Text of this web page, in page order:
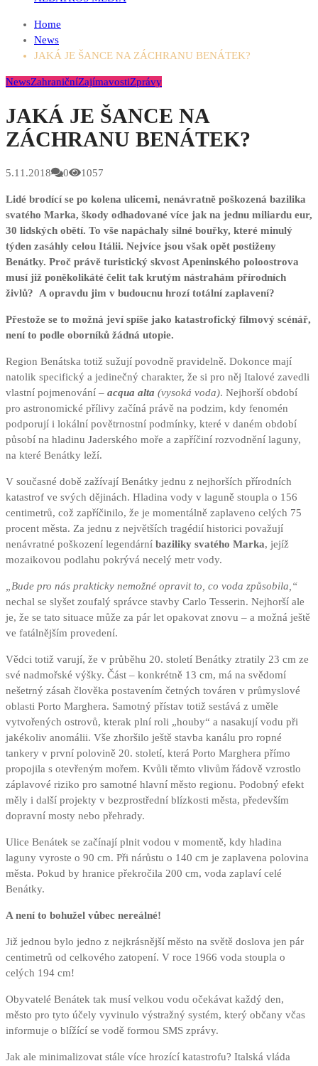
Home
News
JAKÁ JE ŠANCE NA ZÁCHRANU BENÁTEK?
NewsZahraničníZajímavostiZprávy
JAKÁ JE ŠANCE NA
ZÁCHRANU BENÁTEK?
5.11.2018 0 1057
Lidé brodící se po kolena ulicemi, nenávratně poškozená bazilika
svatého Marka, škody odhadované více jak na jednu miliardu eur,
30 lidských obětí. To vše napáchaly silné bouřky, které minulý
týden zasáhly celou Itálii. Nejvíce jsou však opět postiženy
Benátky. Proč právě turistický skvost Apeninského poloostrova
musí již poněkolikáté čelit tak krutým nástrahám přírodních
živlů? A opravdu jim v budoucnu hrozí totální zaplavení?
Přestože se to možná jeví spíše jako katastrofický filmový scénář,
není to podle oborníků žádná utopie.
Region Benátska totiž sužují povodně pravidelně. Dokonce mají
natolik specifický a jedinečný charakter, že si pro něj Italové zavedli
vlastní pojmenování – acqua alta (vysoká voda). Nejhorší období
pro astronomické přílivy začíná právě na podzim, kdy fenomén
podporují i lokální povětrnostní podmínky, které v daném období
působí na hladinu Jaderského moře a zapříčiní rozvodnění laguny,
na které Benátky leží.
V současné době zažívají Benátky jednu z nejhorších přírodních
katastrof ve svých dějinách. Hladina vody v laguně stoupla o 156
centimetrů, což zapříčinilo, že je momentálně zaplaveno celých 75
procent města. Za jednu z největších tragédií historici považují
nenávratné poškození legendární baziliky svatého Marka, jejíž
mozaikovou podlahu pokrývá necelý metr vody.
„Bude pro nás prakticky nemožné opravit to, co voda způsobila,“
nechal se slyšet zoufalý správce stavby Carlo Tesserin. Nejhorší ale
je, že se tato situace může za pár let opakovat znovu – a možná ještě
ve fatálnějším provedení.
Vědci totiž varují, že v průběhu 20. století Benátky ztratily 23 cm ze
své nadmořské výšky. Část – konkrétně 13 cm, má na svědomí
nešetrný zásah člověka postavením četných továren v průmyslové
oblasti Porto Marghera. Samotný přístav totiž sestává z uměle
vytvořených ostrovů, kterak plní roli „houby“ a nasakují vodu při
jakékoliv anomálii. Vše zhoršilo ještě stavba kanálu pro ropné
tankery v první polovině 20. století, která Porto Marghera přímo
propojila s otevřeným mořem. Kvůli těmto vlivům řádově vzrostlo
záplavové riziko pro samotné hlavní město regionu. Podobný efekt
měly i další projekty v bezprostřední blízkosti města, především
dopravní mosty nebo přehrady.
Ulice Benátek se začínají plnit vodou v momentě, kdy hladina
laguny vyroste o 90 cm. Při nárůstu o 140 cm je zaplavena polovina
města. Pokud by hranice překročila 200 cm, voda zaplaví celé
Benátky.
A není to bohužel vůbec nereálné!
Již jednou bylo jedno z nejkrásnější město na světě doslova jen pár
centimetrů od celkového zatopení. V roce 1966 voda stoupla o
celých 194 cm!
Obyvatelé Benátek tak musí velkou vodu očekávat každý den,
město pro tyto účely vyvinulo výstražný systém, který občany včas
informuje o blížící se vodě formou SMS zprávy.
Jak ale minimalizovat stále více hrozící katastrofu? Italská vláda